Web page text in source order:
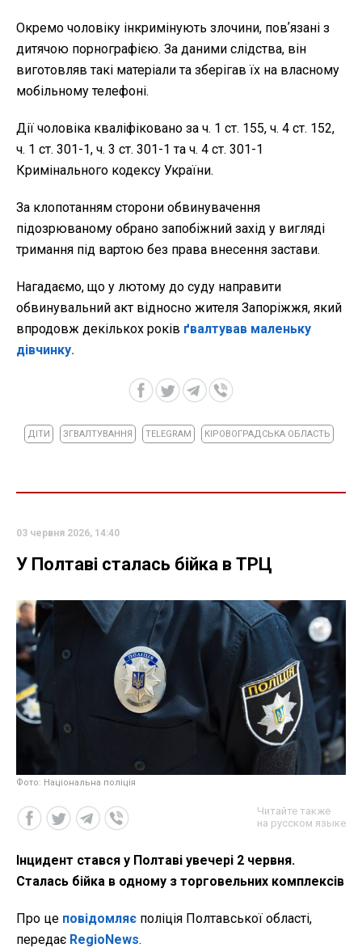
Окремо чоловіку інкримінують злочини, повʼязані з
дитячою порнографією. За даними слідства, він
виготовляв такі матеріали та зберігав їх на власному
мобільному телефоні.
Дії чоловіка кваліфіковано за ч. 1 ст. 155, ч. 4 ст. 152,
ч. 1 ст. 301-1, ч. 3 ст. 301-1 та ч. 4 ст. 301-1
Кримінального кодексу України.
За клопотанням сторони обвинувачення
підозрюваному обрано запобіжний захід у вигляді
тримання під вартою без права внесення застави.
Нагадаємо, що у лютому до суду направити
обвинувальний акт відносно жителя Запоріжжя, який
впродовж декількох років ґвалтував маленьку
дівчинку.
ДІТИ ЗГВАЛТУВАННЯ TELEGRAM КІРОВОГРАДСЬКА ОБЛАСТЬ
03 червня 2026, 14:40
У Полтаві сталась бійка в ТРЦ
Фото: Національна поліція
Читайте также
на русском языке
Інцидент стався у Полтаві увечері 2 червня.
Сталась бійка в одному з торговельних комплексів
Про це повідомляє поліція Полтавської області,
передає RegioNews.